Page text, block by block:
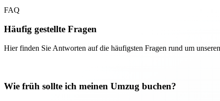
FAQ
Häufig gestellte Fragen
Hier finden Sie Antworten auf die häufigsten Fragen rund um
Wie früh sollte ich meinen Umzug buchen?